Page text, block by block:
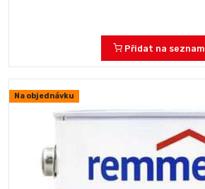
Přidat na seznam
Na objednávku